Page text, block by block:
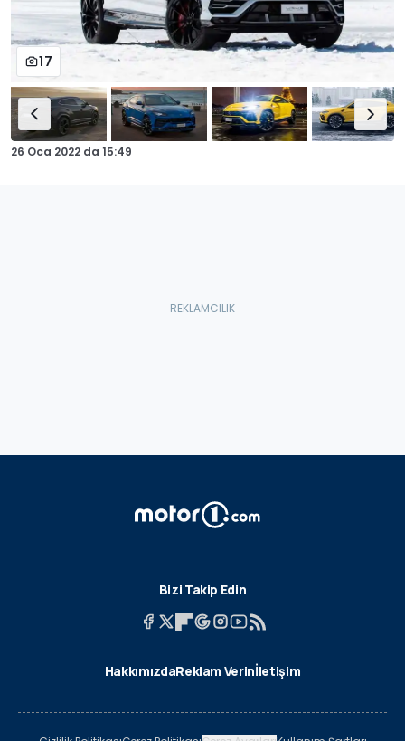
17
26 Oca 2022 da 15:49
Bizi Takip Edin
HakkımızdaReklam Verinİletişim